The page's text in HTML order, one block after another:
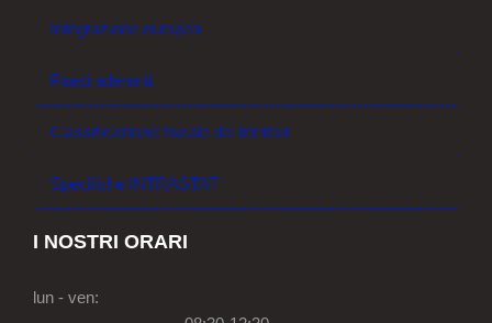
Integrazione europea
Paesi aderenti
Classificazione fiscale dei territori
Specifiche INTRASTAT
I NOSTRI ORARI
lun - ven: